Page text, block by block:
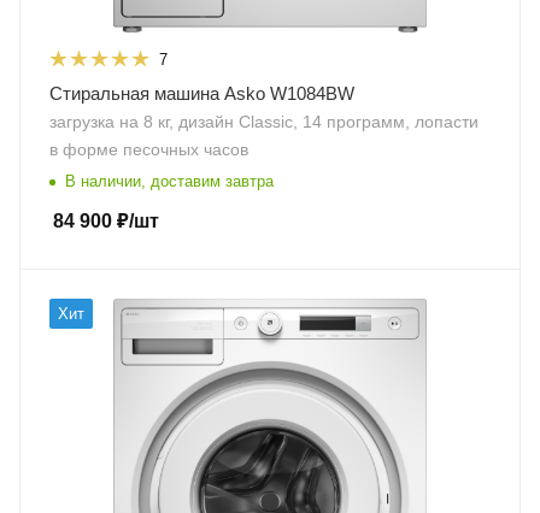
7
Стиральная машина Asko W1084BW
загрузка на 8 кг, дизайн Classic, 14 программ, лопасти
в форме песочных часов
В наличии, доставим завтра
84 900 ₽/шт
Хит